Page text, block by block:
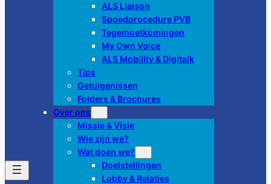
ALS Liaison
Spoedprocedure PVB
Tegemoetkomingen
My Own Voice
ALS Mobility & Digitalk
Tips
Getuigenissen
Folders & Brochures
Over ons
Missie & Visie
Wie zijn we?
Wat doen we?
Doelstellingen
Lobby & Relaties